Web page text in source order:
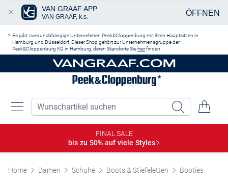
Es gibt zwei unabhängige Unternehmen Peek&Cloppenburg mit ihren Hauptsitzen in
Hamburg und Düsseldorf. Dieser Shop gehört zur Unternehmensgruppe der
Peek&Cloppenburg KG in Hamburg, deren Standorte Sie hierfinden.
FINAL SALE
bis zu 50% auf viele Styles
Home Damen Schuhe Boots & Stiefeletten Booties
VAN GRAAF APP
VAN GRAAF, k.s. ÖFFNEN